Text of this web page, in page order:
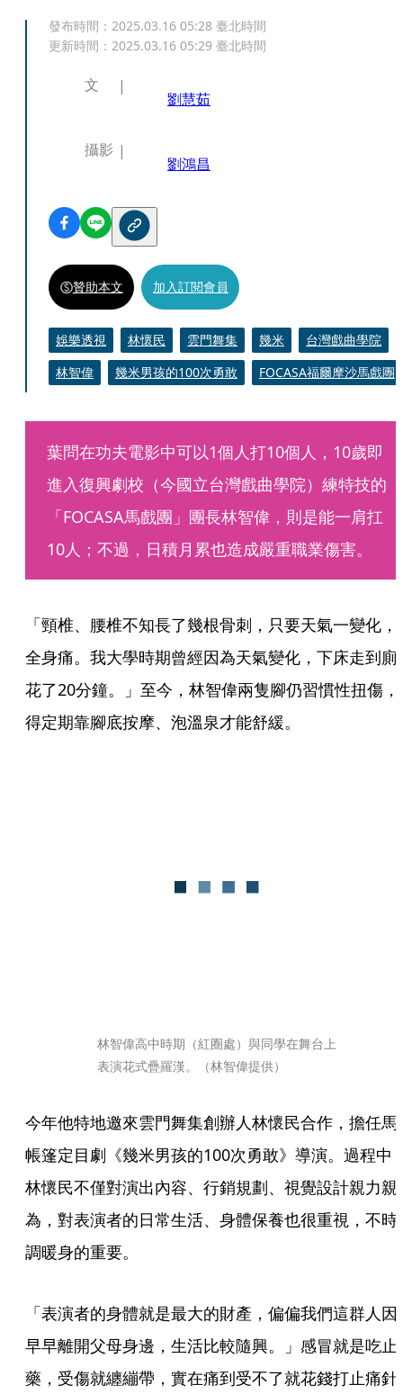
發布時間： 2025.03.16 05:28 臺北時間
更新時間： 2025.03.16 05:29 臺北時間
文
劉慧茹
攝影
劉鴻昌
贊助本文 加入訂閱會員
娛樂透視 林懷民 雲門舞集 幾米
台灣戲曲學院
林智偉
幾米男孩的100次勇敢 FOCASA福爾摩沙馬戲團
葉問在功夫電影中可以1個人打10個人，10歲即
進入復興劇校（今國立台灣戲曲學院）練特技的
「FOCASA馬戲團」團長林智偉，則是能一肩扛
10人；不過，日積月累也造成嚴重職業傷害。
「頸椎、腰椎不知長了幾根骨刺，只要天氣一變化，
全身痛。我大學時期曾經因為天氣變化，下床走到廁
花了20分鐘。」至今，林智偉兩隻腳仍習慣性扭傷，
得定期靠腳底按摩、泡溫泉才能舒緩。
林智偉高中時期（紅圈處）與同學在舞台上
表演花式疊羅漢。（林智偉提供）
今年他特地邀來雲門舞集創辦人林懷民合作，擔任馬
帳篷定目劇《幾米男孩的100次勇敢》導演。過程中
林懷民不僅對演出內容、行銷規劃、視覺設計親力親
為，對表演者的日常生活、身體保養也很重視，不時
調暖身的重要。
「表演者的身體就是最大的財產，偏偏我們這群人因
早早離開父母身邊，生活比較隨興。」感冒就是吃止
藥，受傷就纏繃帶，實在痛到受不了就花錢打止痛針